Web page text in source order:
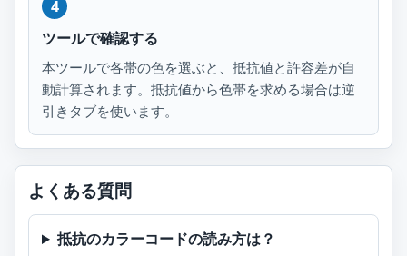
ツールで確認する
本ツールで各帯の色を選ぶと、抵抗値と許容差が自
動計算されます。抵抗値から色帯を求める場合は逆
引きタブを使います。
よくある質問
抵抗のカラーコードの読み方は？